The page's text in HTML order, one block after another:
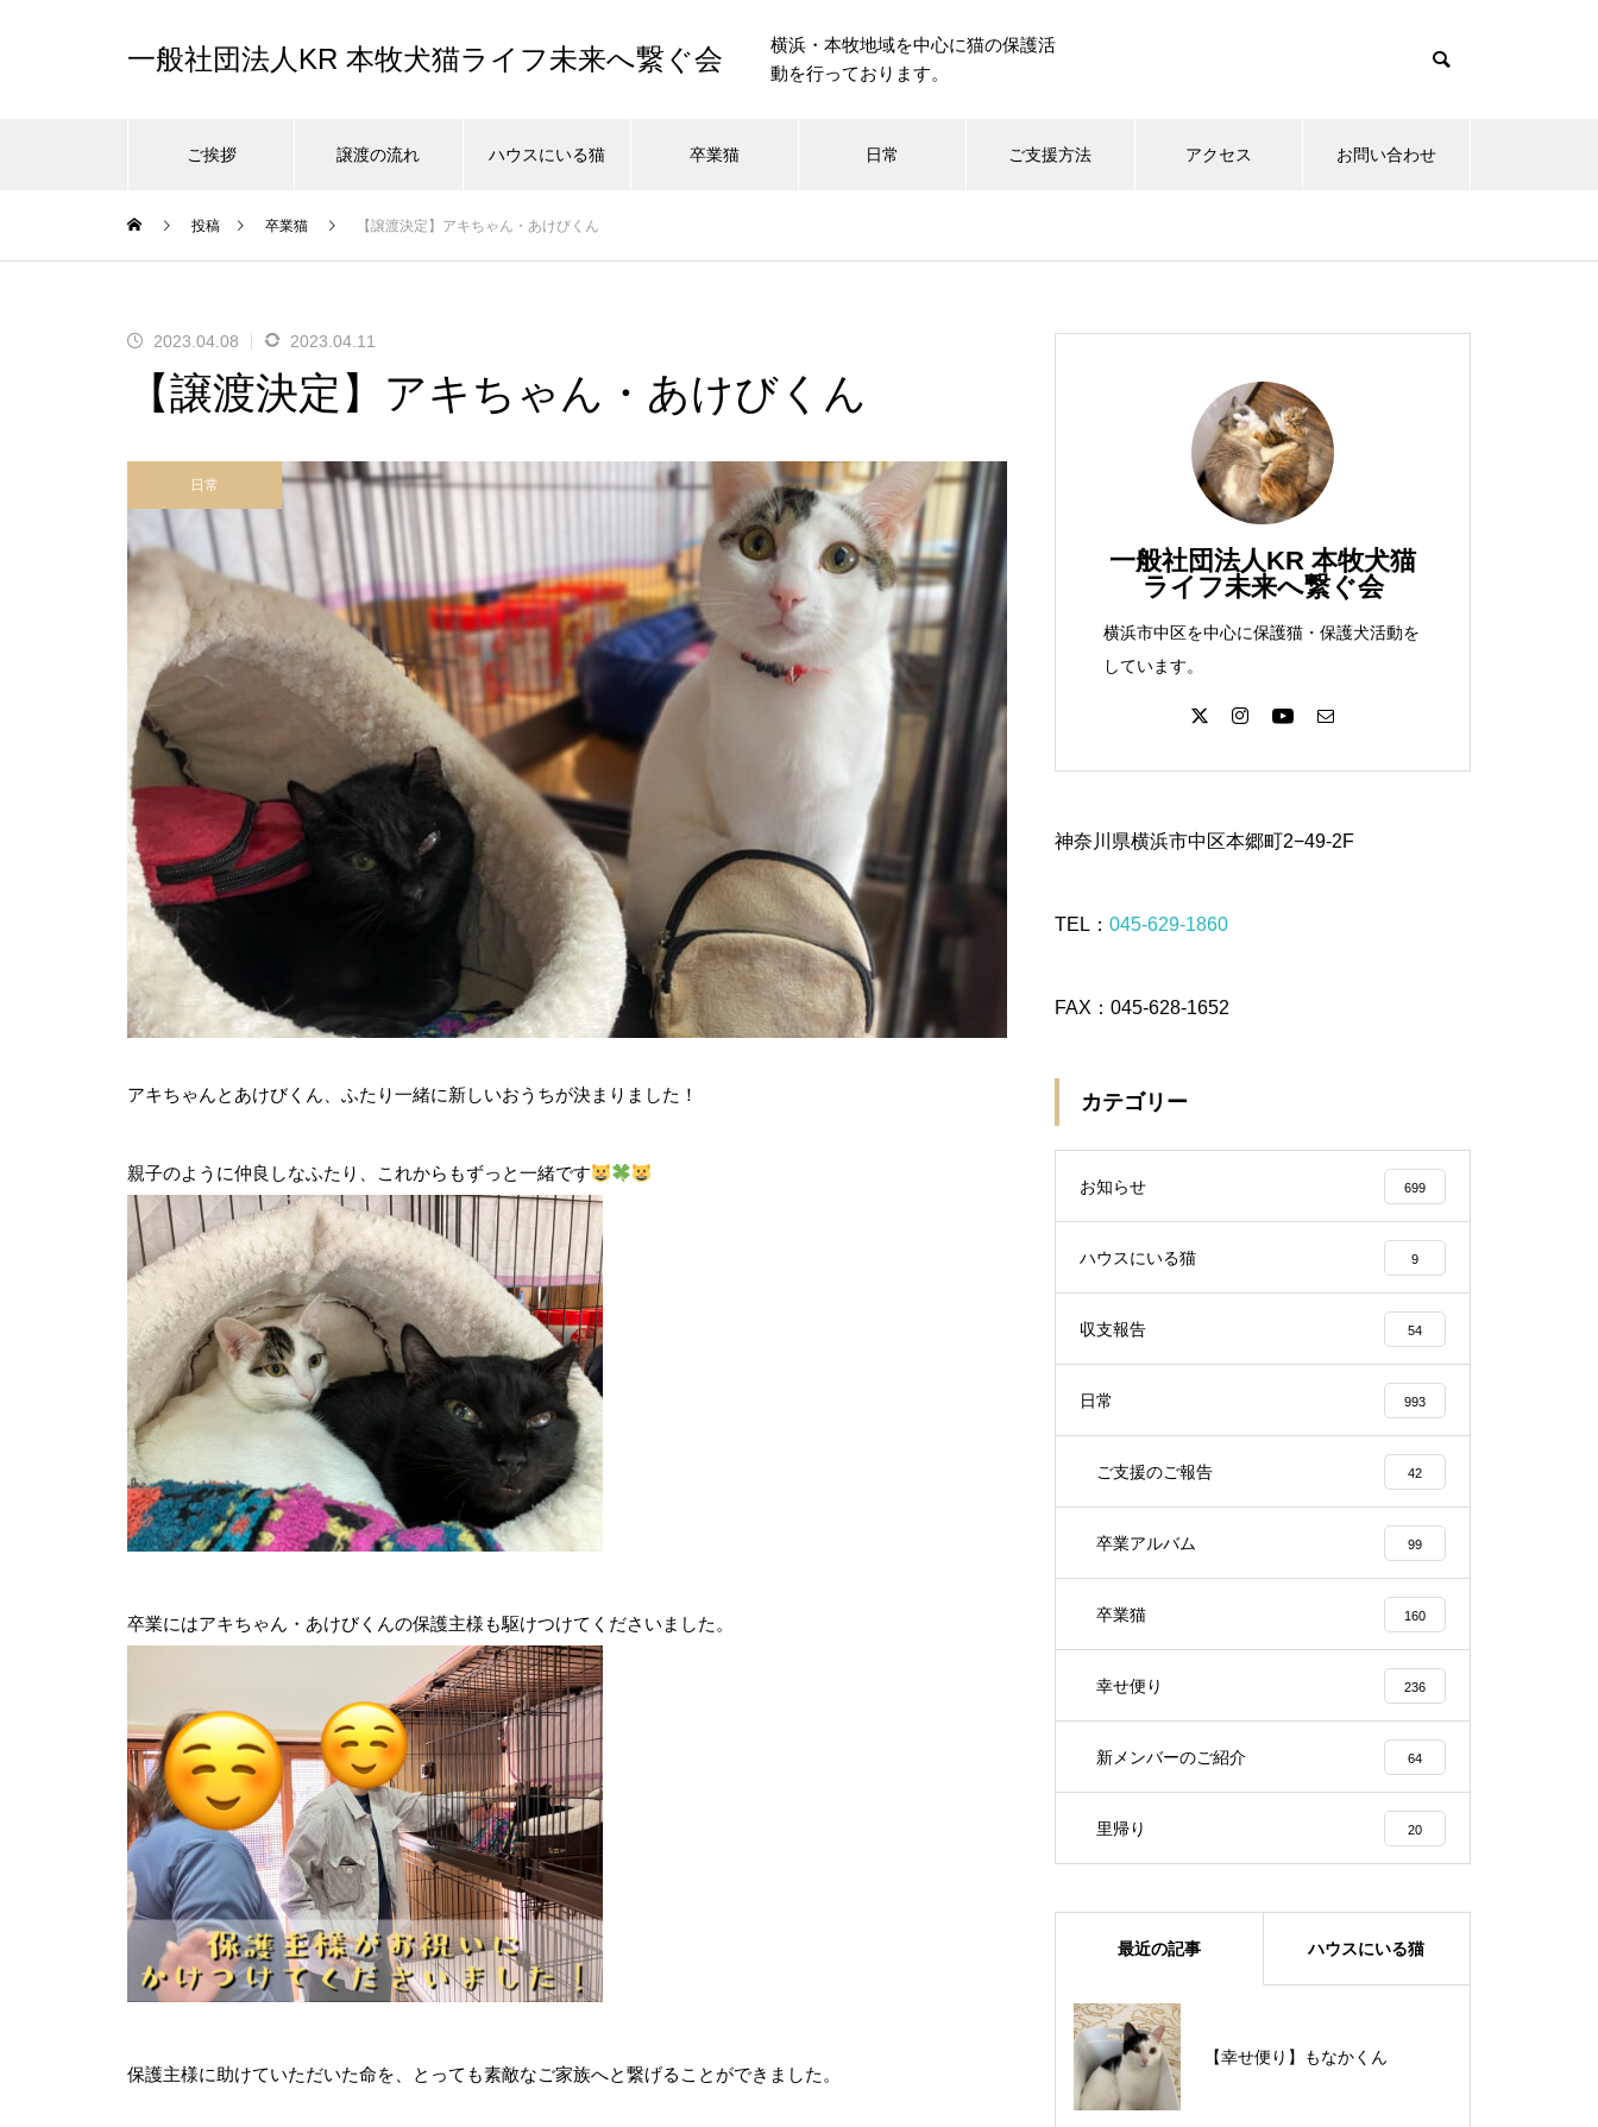
一般社団法人KR 本牧犬猫ライフ未来へ繋ぐ会
横浜・本牧地域を中心に猫の保護活
動を行っております。
ご挨拶 譲渡の流れ ハウスにいる猫 卒業猫 日常 ご支援方法 アクセス お問い合わせ
投稿 卒業猫 【譲渡決定】アキちゃん・あけびくん
2023.04.08 2023.04.11
【譲渡決定】アキちゃん・あけびくん
日常
アキちゃんとあけびくん、ふたり一緒に新しいおうちが決まりました！
親子のように仲良しなふたり、これからもずっと一緒です
卒業にはアキちゃん・あけびくんの保護主様も駆けつけてくださいました。
保護主様に助けていただいた命を、とっても素敵なご家族へと繋げることができました。
一般社団法人KR 本牧犬猫
ライフ未来へ繋ぐ会
横浜市中区を中心に保護猫・保護犬活動を
しています。
神奈川県横浜市中区本郷町2−49-2F
TEL： 045-629-1860
FAX：045-628-1652
カテゴリー
お知らせ 699
ハウスにいる猫 9
収支報告 54
日常 993
ご支援のご報告 42
卒業アルバム 99
卒業猫 160
幸せ便り 236
新メンバーのご紹介 64
里帰り 20
最近の記事 ハウスにいる猫
【幸せ便り】もなかくん
【里親様募集中】メメちゃん